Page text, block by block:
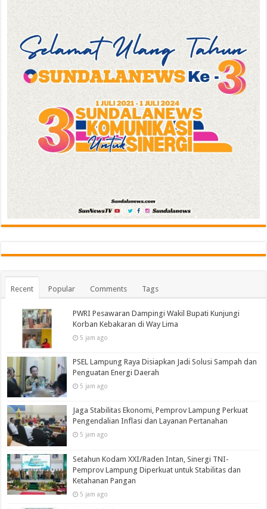
Recent Popular Comments Tags
PWRI Pesawaran Dampingi Wakil Bupati Kunjungi
Korban Kebakaran di Way Lima
5 jam ago
PSEL Lampung Raya Disiapkan Jadi Solusi Sampah dan
Penguatan Energi Daerah
5 jam ago
Jaga Stabilitas Ekonomi, Pemprov Lampung Perkuat
Pengendalian Inflasi dan Layanan Pertanahan
5 jam ago
Setahun Kodam XXI/Raden Intan, Sinergi TNI-
Pemprov Lampung Diperkuat untuk Stabilitas dan
Ketahanan Pangan
5 jam ago